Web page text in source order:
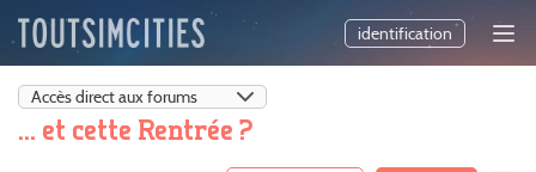
identification
... et cette Rentrée ?